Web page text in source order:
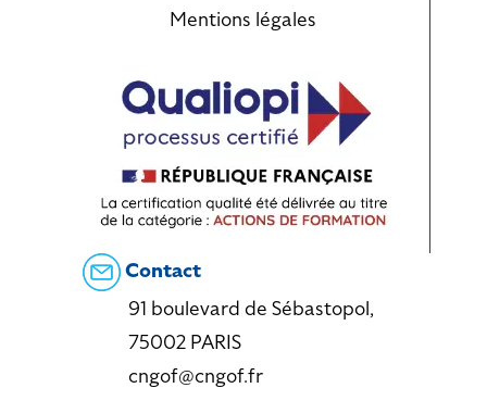
Mentions légales
Contact
91 boulevard de Sébastopol,
75002 PARIS
cngof@cngof.fr